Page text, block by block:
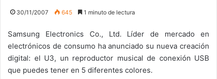
30/11/2007 645 1 minuto de lectura
Samsung Electronics Co., Ltd. Líder de mercado en
electrónicos de consumo ha anunciado su nueva creación
digital: el U3, un reproductor musical de conexión USB
que puedes tener en 5 diferentes colores.